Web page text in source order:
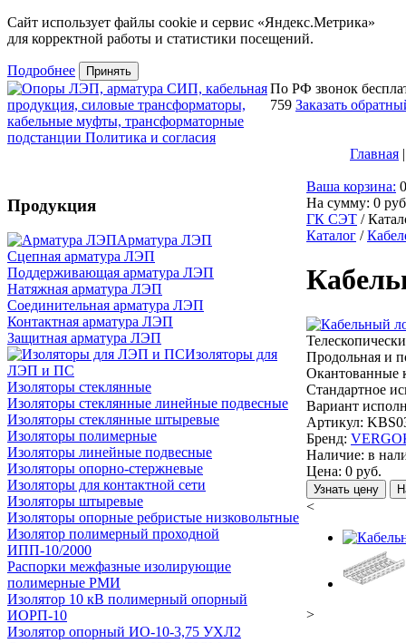
Сайт использует файлы cookie и сервис «Яндекс.Метрика»
для корректной работы и статистики посещений.
Подробнее Принять
По РФ звонок
759 Заказать
Главная |
Продукция
Арматура ЛЭП
Cцепная арматура ЛЭП
Поддерживающая арматура ЛЭП
Натяжная арматура ЛЭП
Соединительная арматура ЛЭП
Контактная арматура ЛЭП
Защитная арматура ЛЭП
Изоляторы для
ЛЭП и ПС
Изоляторы стеклянные
Изоляторы стеклянные линейные подвесные
Изоляторы стеклянные штыревые
Изоляторы полимерные
Изоляторы линейные подвесные
Изоляторы опорно-стержневые
Изоляторы для контактной сети
Изоляторы штыревые
Изоляторы опорные ребристые низковольтные
Изолятор полимерный проходной
ИПП-10/2000
Распорки межфазные изолирующие
полимерные РМИ
Изолятор 10 кВ полимерный опорный
ИОРП-10
Изолятор опорный ИО-10-3,75 УХЛ2
Ваша корзина: 0
На сумму: 0
ГК СЭТ /
Каталог /
Продольная и
Окантованные
Стандартное
Вариант
Артикул:
Бренд:
Наличие: в
Цена: 0 руб.
Узнать цену
<
>